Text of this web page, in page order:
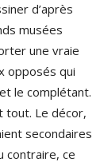
d’après
musées
une vraie
opposés qui
le complétant.
tout. Le décor,
secondaires
contraire, ce